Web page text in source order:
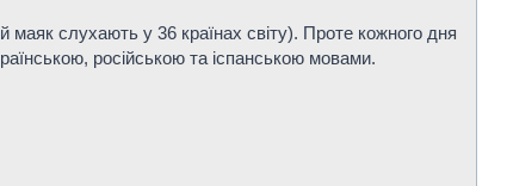
маяк слухають у 36 країнах світу). Проте кожного дня
російською та іспанською мовами.